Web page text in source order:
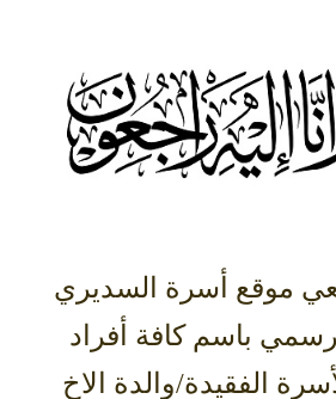
موقع أسرة السديري
باسم كافة أفراد
الفقيدة/والدة الاخ